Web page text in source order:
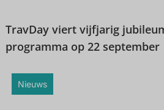
TravDay viert vijfjarig
programma op 22 september
Nieuws